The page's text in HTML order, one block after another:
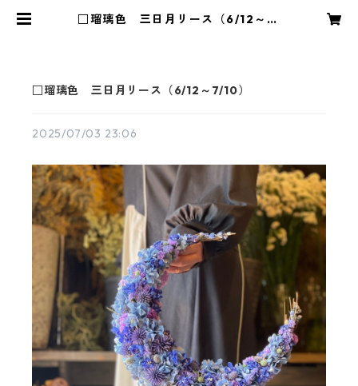
□瑠璃色 三日月リース（6/12～7/
□瑠璃色 三日月リース（6/12～7/10）
2025/07/03 23:06